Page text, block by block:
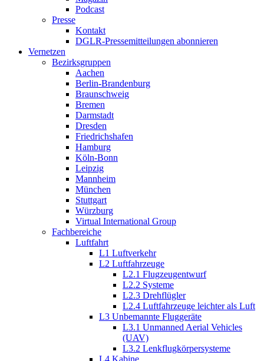
Podcast
Presse
Kontakt
DGLR-Pressemitteilungen abonnieren
Vernetzen
Bezirksgruppen
Aachen
Berlin-Brandenburg
Braunschweig
Bremen
Darmstadt
Dresden
Friedrichshafen
Hamburg
Köln-Bonn
Leipzig
Mannheim
München
Stuttgart
Würzburg
Virtual International Group
Fachbereiche
Luftfahrt
L1 Luftverkehr
L2 Luftfahrzeuge
L2.1 Flugzeugentwurf
L2.2 Systeme
L2.3 Drehflügler
L2.4 Luftfahrzeuge leichter als Luft
L3 Unbemannte Fluggeräte
L3.1 Unmanned Aerial Vehicles
(UAV)
L3.2 Lenkflugkörpersysteme
L4 Kabine